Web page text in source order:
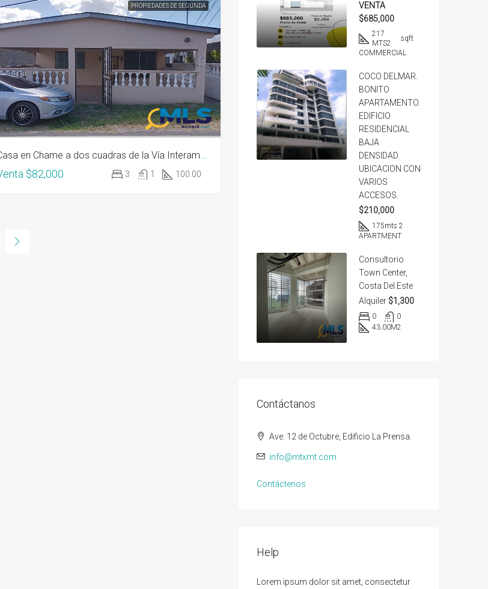
PROPIEDADES DE SEGUNDA
Casa en Chame a dos cuadras de la Vía Interamericana
$82,000 3 1 100.00
VENTA
$685,000
217
MTS2
sqft
COMMERCIAL
COCO DELMAR.
BONITO
APARTAMENTO.
EDIFICIO
RESIDENCIAL
BAJA
DENSIDAD.
UBICACION CON
VARIOS
ACCESOS.
$210,000
175mts 2
APARTMENT
Consultorio
Town Center,
Costa Del Este
Alquiler $1,300
0
0
43.00M2
Contáctanos
Ave. 12 de Octubre, Edificio La Prensa.
info@mtxmt.com
Contáctenos
Help
Lorem ipsum dolor sit amet, consectetur